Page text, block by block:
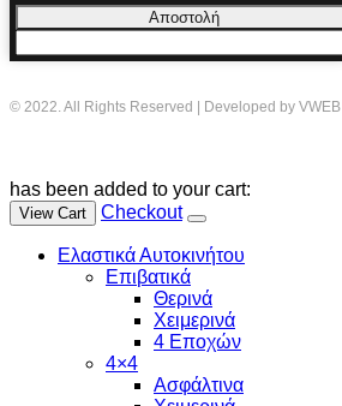
Αποστολή
© 2022. All Rights Reserved | Developed by VWEB
has been added to your cart:
View Cart Checkout
Ελαστικά Αυτοκινήτου
Επιβατικά
Θερινά
Χειμερινά
4 Εποχών
4×4
Ασφάλτινα